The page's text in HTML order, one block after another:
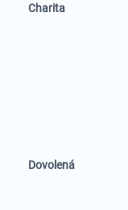
Charita
Dovolená